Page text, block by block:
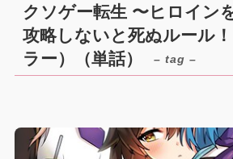
クソゲー転生 〜ヒロイン
攻略しないと死ぬルール
ラー）（単話）
– tag –